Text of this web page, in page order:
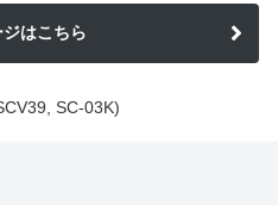
はこちら
SC-03K)